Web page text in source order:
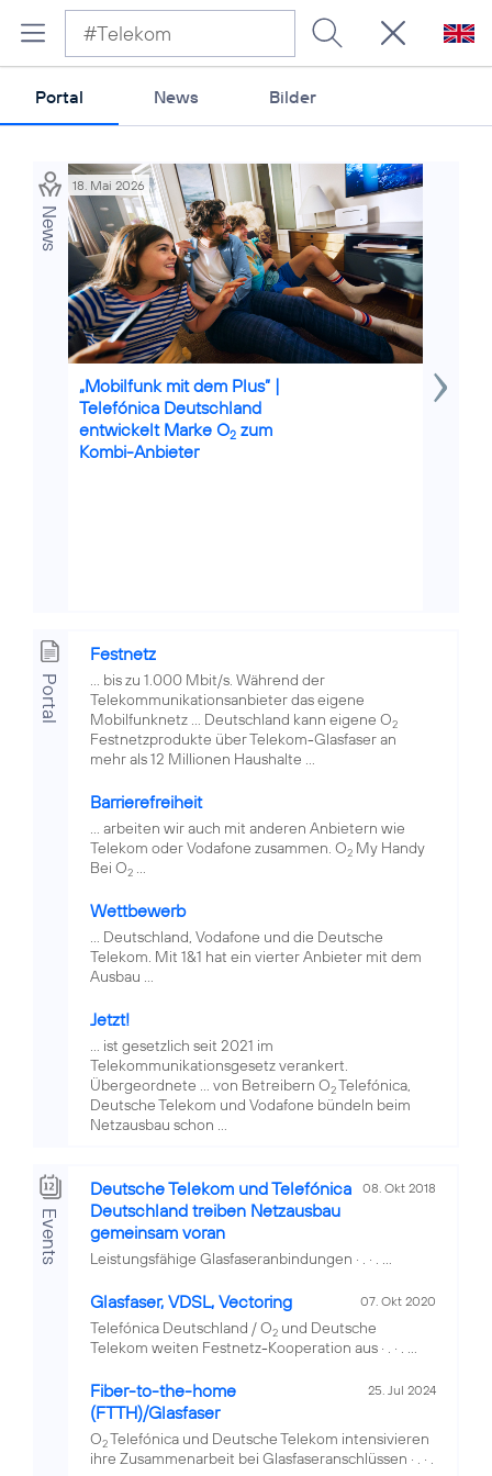
Portal News Bilder
News
18. Mai 2026
„Mobilfunk mit dem Plus” |
Telefónica Deutschland
entwickelt Marke O2 zum
Kombi-Anbieter
Credits:
NG
neue
Portal
Festnetz
... bis zu 1.000 Mbit/s. Während der
Telekommunikationsanbieter das eigene
Mobilfunknetz ... Deutschland kann eigene O2
Festnetzprodukte über Telekom-Glasfaser an
mehr als 12 Millionen Haushalte ...
Barrierefreiheit
... arbeiten wir auch mit anderen Anbietern wie
Telekom oder Vodafone zusammen. O2 My Handy
Bei O2 ...
Wettbewerb
... Deutschland, Vodafone und die Deutsche
Telekom. Mit 1&1 hat ein vierter Anbieter mit dem
Ausbau ...
Jetzt!
... ist gesetzlich seit 2021 im
Telekommunikationsgesetz verankert.
Übergeordnete ... von Betreibern O2Telefónica,
Deutsche Telekom und Vodafone bündeln beim
Netzausbau schon ...
Events
Deutsche Telekom und Telefónica
Deutschland treiben Netzausbau
gemeinsam voran
08. Okt 2018
Leistungsfähige Glasfaseranbindungen · . · . ...
Glasfaser, VDSL, Vectoring 07. Okt 2020
Telefónica Deutschland / O2 und Deutsche
Telekom weiten Festnetz-Kooperation aus · . · . ...
Fiber-to-the-home
(FTTH)/Glasfaser
25. Jul 2024
O2Telefónica und Deutsche Telekom intensivieren
ihre Zusammenarbeit bei Glasfaseranschlüssen · . · .